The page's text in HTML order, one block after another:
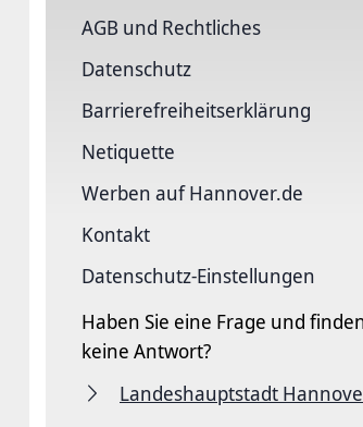
AGB und Rechtliches
Datenschutz
Barriere­freiheits­erklärung
Netiquette
Werben auf Hannover.de
Kontakt
Datenschutz-Einstellungen
Haben Sie eine Frage und
keine Antwort?
Landeshauptstadt